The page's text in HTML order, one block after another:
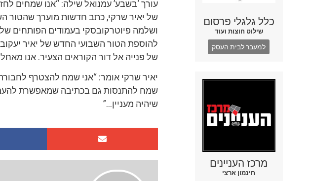
כלל גלגלי פרסום
שילוט חוצות ועוד
למעבר לבית העסק
מרכז העניינים
חינמון ארצי
עורך ‘בשבע’ עמנואל שילה: “אנו שמחים
של יאיר שרקי, כתב חדשות מוערך שהטור
ושלמה פיוטרקובסקי בעמודים הפותחים
להוספת הטור השבועי החדש של יאיר
של פנייה אל דור הקוראים הצעיר. אנו
יאיר שרקי אומר: “אני שמח להצטרף
שמח להתנסות גם בכתיבה שמאפשרת
שיהיה מעניין…”